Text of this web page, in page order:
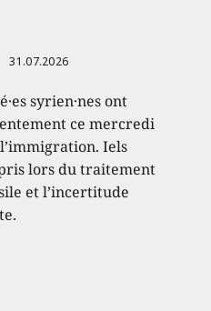
31.07.2026
syrien·nes ont
ce mercredi
Iels
lors du traitement
et l’incertitude